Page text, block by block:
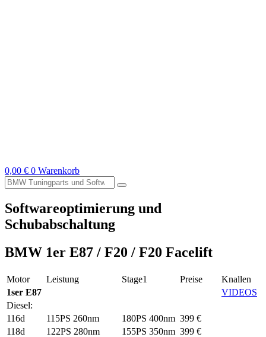
0,00 € 0 Warenkorb
Suche
nach:
Softwareoptimierung und
Schubabschaltung
BMW 1er E87 / F20 / F20 Facelift
Motor Leistung Stage1 Preise
Knallen
1ser E87
VIDEOS
Diesel:
116d
115PS 260nm 180PS 400nm 399 €
118d
122PS 280nm 155PS 350nm 399 €